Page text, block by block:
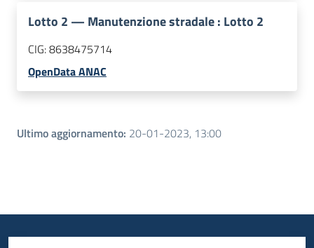
Lotto 2 — Manutenzione stradale : Lotto 2
CIG:8638475714
OpenData ANAC
Ultimo aggiornamento: 20-01-2023, 13:00